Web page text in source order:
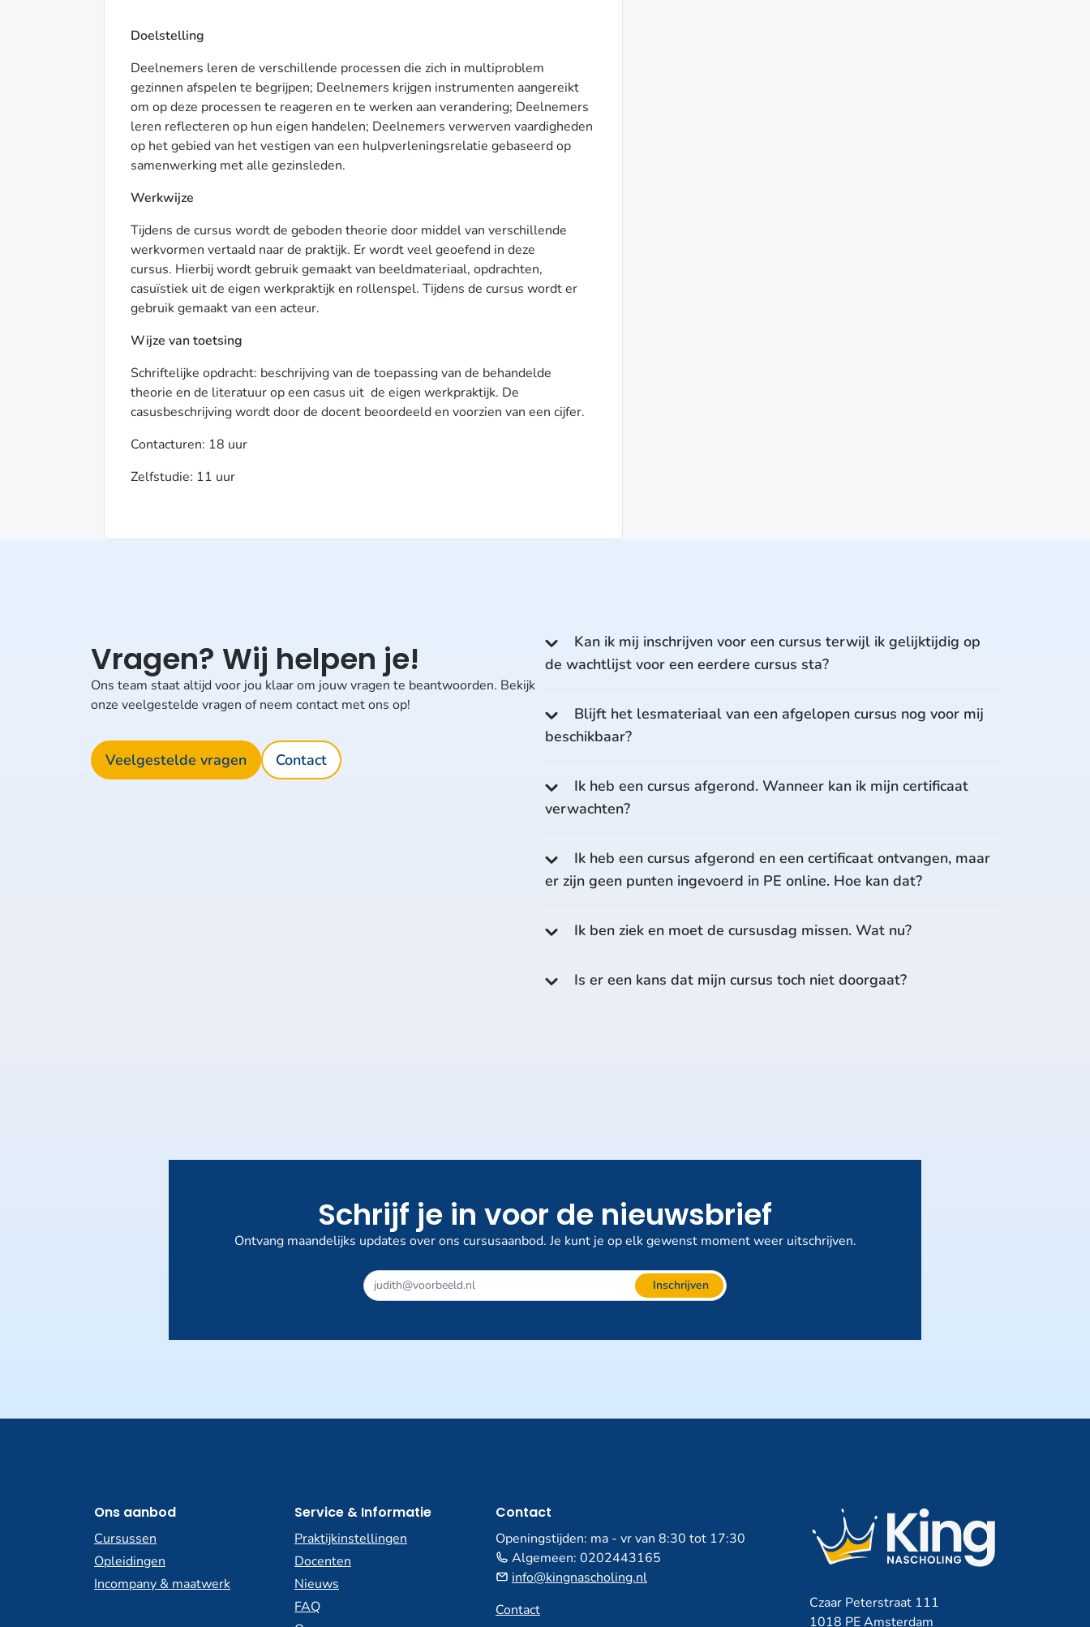
Doelstelling
Deelnemers leren de verschillende processen die zich in multiproblem
gezinnen afspelen te begrijpen; Deelnemers krijgen instrumenten aangereikt
om op deze processen te reageren en te werken aan verandering; Deelnemers
leren reflecteren op hun eigen handelen; Deelnemers verwerven vaardigheden
op het gebied van het vestigen van een hulpverleningsrelatie gebaseerd op
samenwerking met alle gezinsleden.
Werkwijze
Tijdens de cursus wordt de geboden theorie door middel van verschillende
werkvormen vertaald naar de praktijk. Er wordt veel geoefend in deze
cursus. Hierbij wordt gebruik gemaakt van beeldmateriaal, opdrachten,
casuïstiek uit de eigen werkpraktijk en rollenspel. Tijdens de cursus wordt er
gebruik gemaakt van een acteur.
Wijze van toetsing
Schriftelijke opdracht: beschrijving van de toepassing van de behandelde
theorie en de literatuur op een casus uit de eigen werkpraktijk. De
casusbeschrijving wordt door de docent beoordeeld en voorzien van een cijfer.
Contacturen: 18 uur
Zelfstudie: 11 uur
Vragen? Wij helpen je!
Ons team staat altijd voor jou klaar om jouw vragen te beantwoorden. Bekijk
onze veelgestelde vragen of neem contact met ons op!
Veelgestelde vragen Contact
Kan ik mij inschrijven voor een cursus terwijl ik gelijktijdig op
de wachtlijst voor een eerdere cursus sta?
Blijft het lesmateriaal van een afgelopen cursus nog voor mij
beschikbaar?
Ik heb een cursus afgerond. Wanneer kan ik mijn certificaat
verwachten?
Ik heb een cursus afgerond en een certificaat ontvangen, maar
er zijn geen punten ingevoerd in PE online. Hoe kan dat?
Ik ben ziek en moet de cursusdag missen. Wat nu?
Is er een kans dat mijn cursus toch niet doorgaat?
Schrijf je in voor de nieuwsbrief
Ontvang maandelijks updates over ons cursusaanbod. Je kunt je op elk gewenst moment weer uitschrijven.
Inschrijven
Ons aanbod
Cursussen
Opleidingen
Incompany & maatwerk
Service & Informatie
Praktijkinstellingen
Docenten
Nieuws
FAQ
Contact
Openingstijden: ma - vr van 8:30 tot 17:30
Algemeen: 0202443165
info@kingnascholing.nl
Contact
Czaar Peterstraat 111
1018 PE Amsterdam